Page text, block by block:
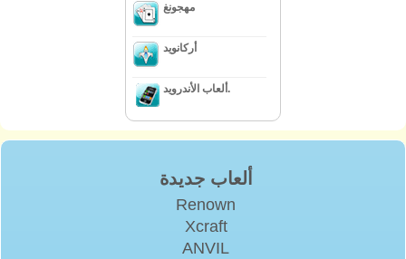
مهجونغ
أركانويد
ألعاب الأندرويد.
ألعاب جديدة
Renown
Xcraft
ANVIL